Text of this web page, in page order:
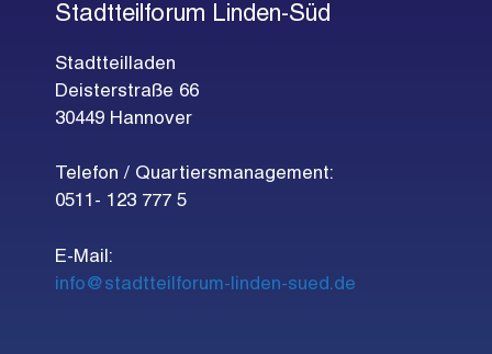
Stadtteilforum Linden-Süd
Stadtteilladen
Deisterstraße 66
30449 Hannover
Telefon / Quartiersmanagement:
0511- 123 777 5
E-Mail:
info@stadtteilforum-linden-sued.de